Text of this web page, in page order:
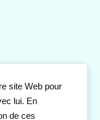
site Web pour
lui. En
de ces